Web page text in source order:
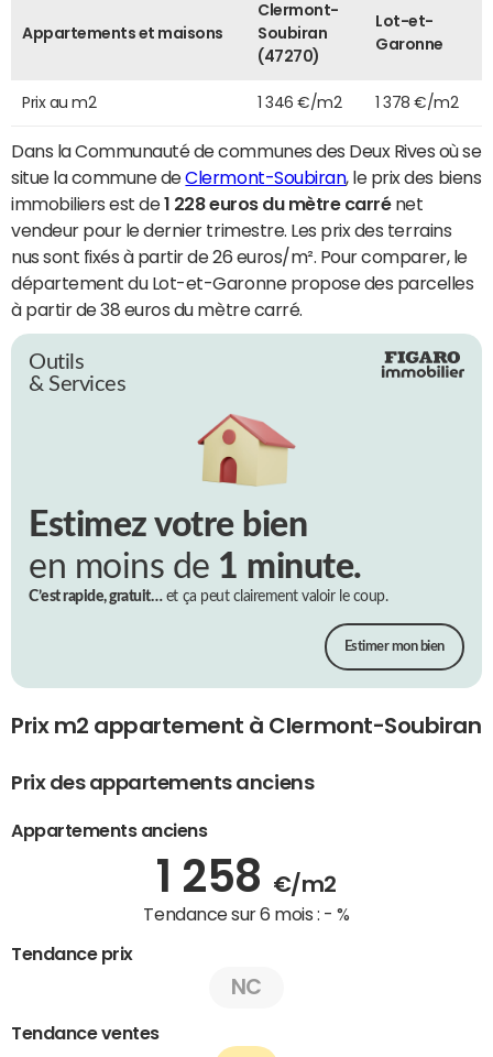
Appartements et maisons
Clermont-
Soubiran
(47270)
Lot-et-
Garonne
Prix au m2 1 346 €/m2 1 378 €/m2
Dans la Communauté de communes des Deux Rives où se
situe la commune deClermont-Soubiran, le prix des biens
immobiliers est de1 228 euros du mètre carrénet
vendeur pour le dernier trimestre. Les prix des terrains
nus sont fixés à partir de 26 euros/m². Pour comparer, le
département du Lot-et-Garonne propose des parcelles
à partir de 38 euros du mètre carré.
Outils
& Services
Estimez votre bien
en moins de 1 minute.
C’est rapide, gratuit…et ça peut clairement valoir le coup.
Estimer mon bien
Prix m2 appartement à Clermont-Soubiran
Prix des appartements anciens
Appartements anciens
1 258 €/m2
Tendance sur 6 mois : - %
Tendance prix
NC
Tendance ventes